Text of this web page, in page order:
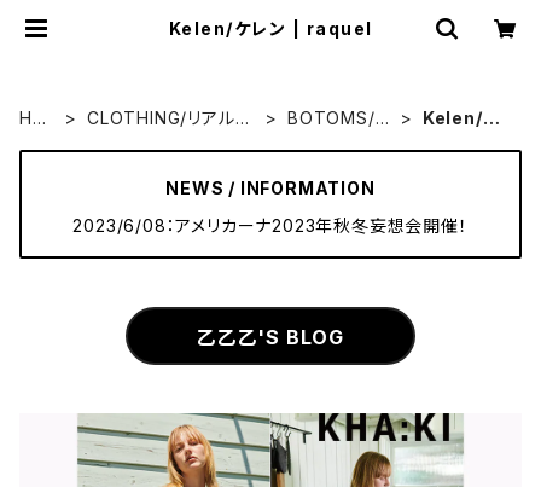
Kelen/ケレン | raquel
HO
CLOTHING/リアルク
BOTOMS/ボ
Kelen/ケ
NEWS / INFORMATION
2023/6/08：アメリカーナ2023年秋冬妄想会開催！
乙乙乙'S BLOG